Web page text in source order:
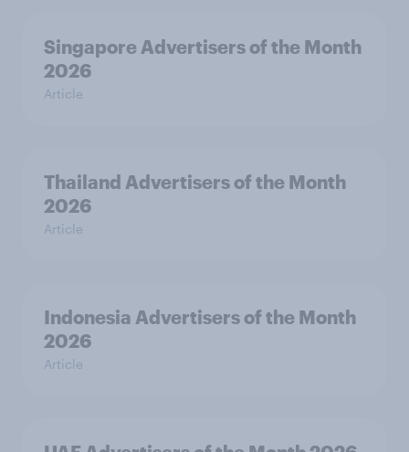
Singapore Advertisers of the Month
2026
Article
Thailand Advertisers of the Month
2026
Article
Indonesia Advertisers of the Month
2026
Article